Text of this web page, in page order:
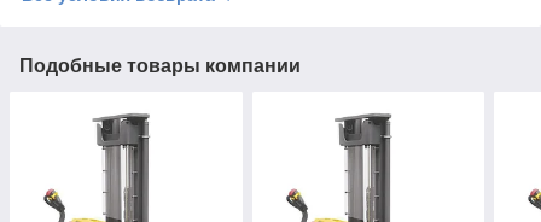
Подобные товары компании